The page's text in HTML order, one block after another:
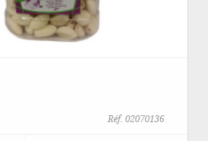
Réf. 02070136